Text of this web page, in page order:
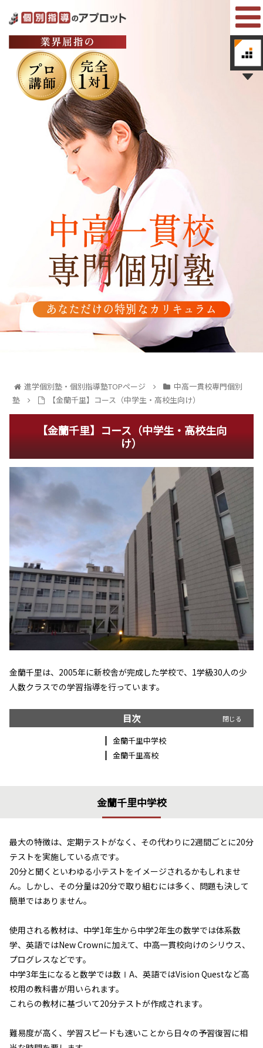
進学個別塾・個別指導塾TOPページ
中高一貫校専門個別
塾
【金蘭千里】コース（中学生・高校生向け）
【金蘭千里】コース（中学生・高校生向
け）
金蘭千里は、2005年に新校舎が完成した学校で、1学級30人の少
人数クラスでの学習指導を行っています。
目次
金蘭千里中学校
金蘭千里高校
金蘭千里中学校
最大の特徴は、定期テストがなく、その代わりに2週間ごとに20分
テストを実施している点です。
20分と聞くといわゆる小テストをイメージされるかもしれませ
ん。しかし、その分量は20分で取り組むには多く、問題も決して
簡単ではありません。
使用される教材は、中学1年生から中学2年生の数学では体系数
学、英語ではNew Crownに加えて、中高一貫校向けのシリウス、
プログレスなどです。
中学3年生になると数学では数ⅠA、英語ではVision Questなど高
校用の教科書が用いられます。
これらの教材に基づいて20分テストが作成されます。
難易度が高く、学習スピードも速いことから日々の予習復習に相